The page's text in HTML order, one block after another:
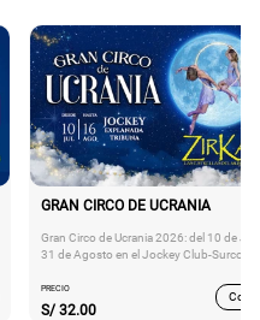
GRAN CIRCO DE UCRANIA
Gran Circo de Ucrania 2026: del 10 de
31 de Agosto en el Jockey Club-Surco
PRECIO
S/ 32.00